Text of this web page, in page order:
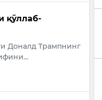
қўллаб-
Доналд Трампнинг